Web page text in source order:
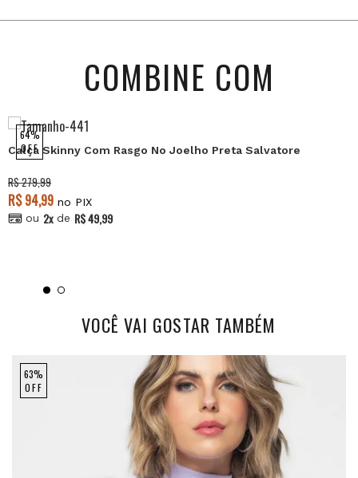
COMBINE COM
64%
OFF
Calça Skinny Com Rasgo No Joelho Preta Salvatore
R$ 279,99
R$ 94,99 no PIX
ou 2x de R$ 49,99
VOCÊ VAI GOSTAR TAMBÉM
63%
OFF